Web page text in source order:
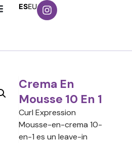
ESEU
Crema En
Mousse 10 En 1
Curl Expression
Mousse-en-crema 10-
en-1 es un leave-in